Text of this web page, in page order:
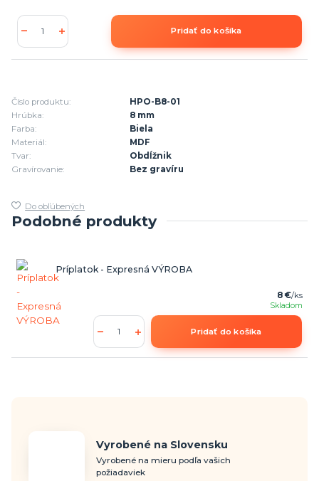
Pridať do košíka
Číslo produktu:
HPO-B8-01
Hrúbka:
8 mm
Farba:
Biela
Materiál:
MDF
Tvar:
Obdĺžnik
Gravírovanie:
Bez gravíru
Do obľúbených
Podobné produkty
Príplatok - Expresná VÝROBA
8 €/ks
Skladom
Pridať do košíka
Vyrobené na Slovensku
Vyrobené na mieru podľa vašich
požiadaviek